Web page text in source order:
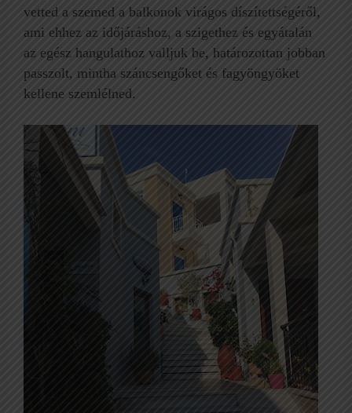
vetted a szemed a balkonok virágos díszítettségéről,
ami ehhez az időjáráshoz, a szigethez és egyátalán
az egész hangulathoz valljuk be, határozottan jobban
passzolt, mintha száncsengőket és fagyöngyöket
kellene szemlélned.